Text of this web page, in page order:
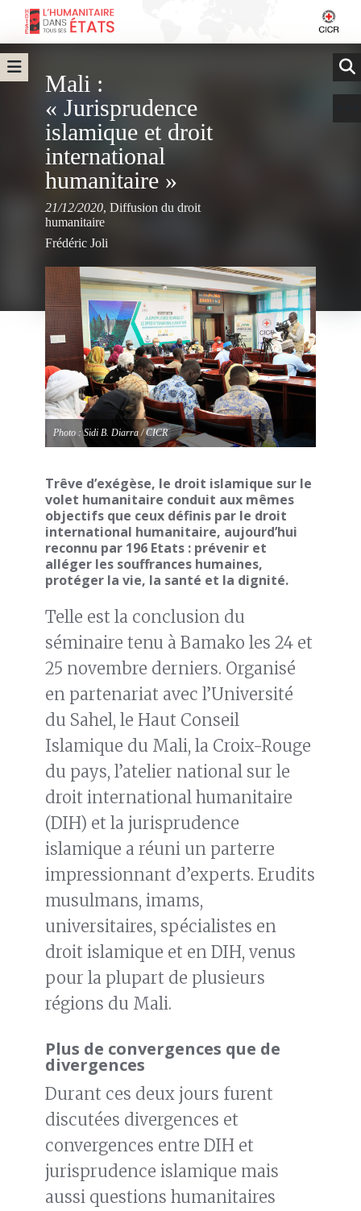
Mali :
« Jurisprudence
islamique et droit
international
humanitaire »
21/12/2020, Diffusion du droit
humanitaire
Frédéric Joli
Photo : Sidi B. Diarra / CICR
Trêve d’exégèse, le droit islamique sur le
volet humanitaire conduit aux mêmes
objectifs que ceux définis par le droit
international humanitaire, aujourd’hui
reconnu par 196 Etats : prévenir et
alléger les souffrances humaines,
protéger la vie, la santé et la dignité.
Telle est la conclusion du
séminaire tenu à Bamako les 24 et
25 novembre derniers. Organisé
en partenariat avec l’Université
du Sahel, le Haut Conseil
Islamique du Mali, la Croix-Rouge
du pays, l’atelier national sur le
droit international humanitaire
(DIH) et la jurisprudence
islamique a réuni un parterre
impressionnant d’experts. Erudits
musulmans, imams,
universitaires, spécialistes en
droit islamique et en DIH, venus
pour la plupart de plusieurs
régions du Mali.
Plus de convergences que de
divergences
Durant ces deux jours furent
discutées divergences et
convergences entre DIH et
jurisprudence islamique mais
aussi questions humanitaires